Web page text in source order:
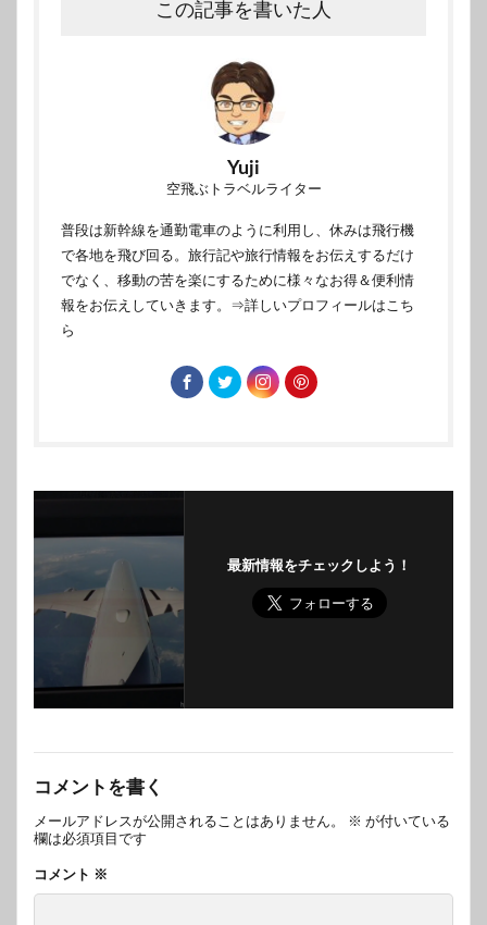
この記事を書いた人
Yuji
空飛ぶトラベルライター
普段は新幹線を通勤電車のように利用し、休みは飛行機
で各地を飛び回る。旅行記や旅行情報をお伝えするだけ
でなく、移動の苦を楽にするために様々なお得＆便利情
報をお伝えしていきます。 ⇒詳しいプロフィールはこち
ら
最新情報をチェックしよう！
コメントを書く
メールアドレスが公開されることはありません。 ※ が付いている
欄は必須項目です
コメント ※